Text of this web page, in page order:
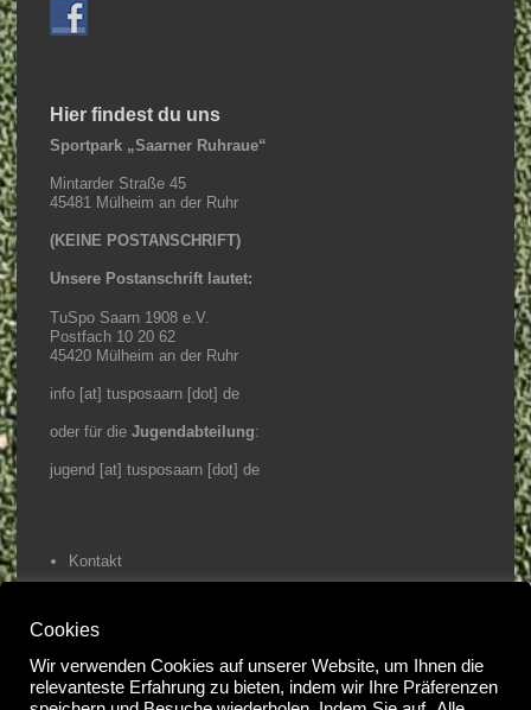
Hier findest du uns
Sportpark „Saarner Ruhraue“
Mintarder Straße 45
45481 Mülheim an der Ruhr
(KEINE POSTANSCHRIFT)
Unsere Postanschrift lautet:
TuSpo Saarn 1908 e.V.
Postfach 10 20 62
45420 Mülheim an der Ruhr
info [at] tusposaarn [dot] de
oder für die Jugendabteilung:
jugend [at] tusposaarn [dot] de
Kontakt
Home
Cookies
Wir verwenden Cookies auf unserer Website, um Ihnen die
relevanteste Erfahrung zu bieten, indem wir Ihre Präferenzen